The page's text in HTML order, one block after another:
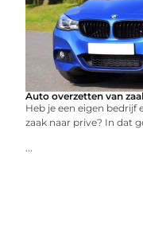
Auto overzetten van
Heb je een eigen bedrijf
zaak naar prive? In dat
...